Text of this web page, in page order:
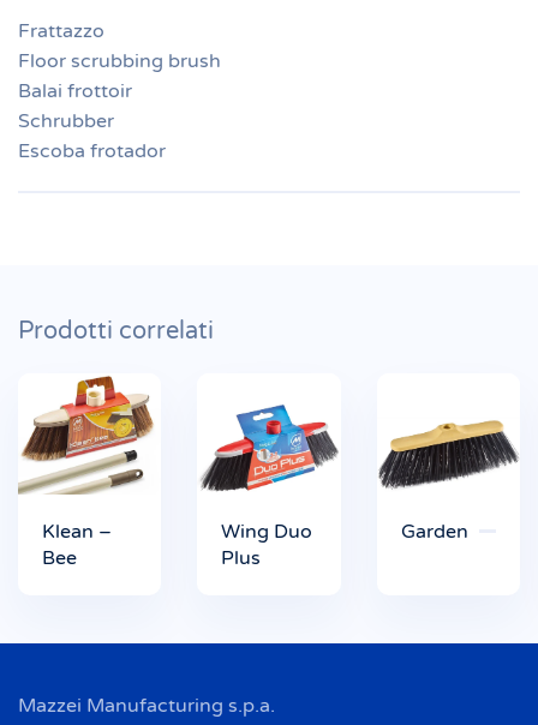
Frattazzo
Floor scrubbing brush
Balai frottoir
Schrubber
Escoba frotador
Prodotti correlati
Klean –
Bee
Wing Duo
Plus
Garden
Mazzei Manufacturing s.p.a.